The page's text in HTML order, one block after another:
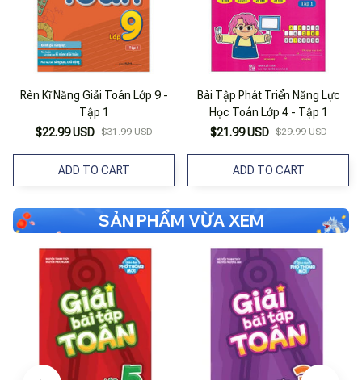
Rèn Kĩ Năng Giải Toán Lớp 9 -
Tập 1
$22.99 USD $31.99 USD
ADD TO CART
Bài Tập Phát Triển Năng Lực
Học Toán Lớp 4 - Tập 1
$21.99 USD $29.99 USD
ADD TO CART
SẢN PHẨM VỪA XEM